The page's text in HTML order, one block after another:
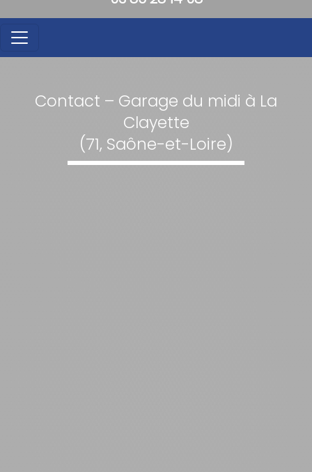
Contact – Garage du midi à La
Clayette
(71, Saône-et-Loire)